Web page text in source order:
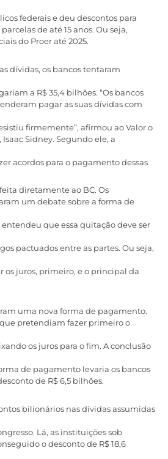
federais e deu descontos para
de até 15 anos. Ou seja,
do Proer até 2025.
dívidas, os bancos tentaram
a R$ 35,4 bilhões. “Os bancos
pagar as suas dívidas com
firmemente”, afirmou ao Valor o
Sidney. Segundo ele, a
acordos para o pagamento dessas
diretamente ao BC. Os
um debate sobre a forma de
que essa quitação deve ser
pactuados entre as partes. Ou seja,
os juros, primeiro, e o principal da
uma nova forma de pagamento.
pretendiam fazer primeiro o
os juros para o fim. A conclusão
de pagamento levaria os bancos
de R$ 6,5 bilhões.
bilionários nas dívidas assumidas
Lá, as instituições sob
o desconto de R$ 18,6